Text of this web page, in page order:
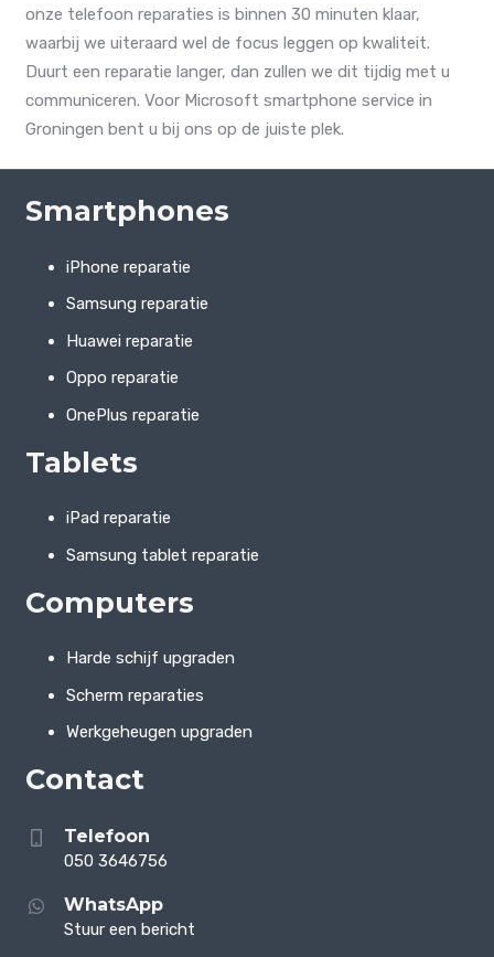
onze telefoon reparaties is binnen 30 minuten klaar,
waarbij we uiteraard wel de focus leggen op kwaliteit.
Duurt een reparatie langer, dan zullen we dit tijdig met u
communiceren. Voor Microsoft smartphone service in
Groningen bent u bij ons op de juiste plek.
Smartphones
iPhone reparatie
Samsung reparatie
Huawei reparatie
Oppo reparatie
OnePlus reparatie
Tablets
iPad reparatie
Samsung tablet reparatie
Computers
Harde schijf upgraden
Scherm reparaties
Werkgeheugen upgraden
Contact
Telefoon
050 3646756
WhatsApp
Stuur een bericht